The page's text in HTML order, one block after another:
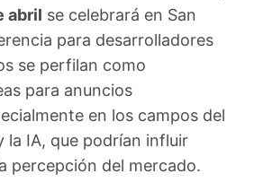
abril se celebrará en San
para desarrolladores
se perfilan como
para anuncios
en los campos del
la IA, que podrían influir
percepción del mercado.